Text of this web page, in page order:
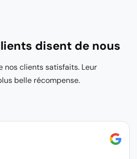
disent de nous
nos clients satisfaits. Leur
belle récompense.